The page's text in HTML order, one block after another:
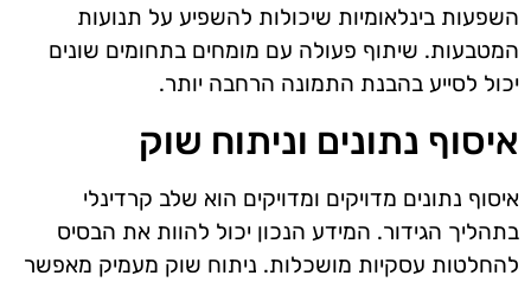
השפעות בינלאומיות שיכולות להשפיע על תנועות
המטבעות. שיתוף פעולה עם מומחים בתחומים שונים
יכול לסייע בהבנת התמונה הרחבה יותר.
איסוף נתונים וניתוח שוק
איסוף נתונים מדויקים ומדויקים הוא שלב קרדינלי
בתהליך הגידור. המידע הנכון יכול להוות את הבסיס
להחלטות עסקיות מושכלות. ניתוח שוק מעמיק מאפשר